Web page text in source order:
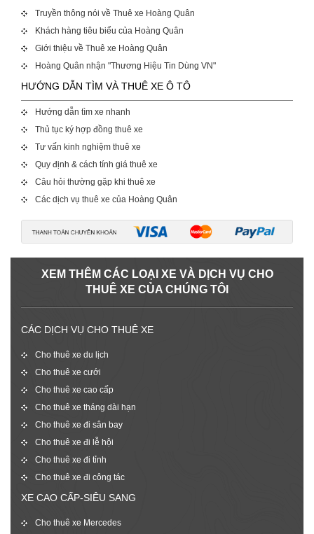
Truyền thông nói về Thuê xe Hoàng Quân
Khách hàng tiêu biểu của Hoàng Quân
Giới thiệu về Thuê xe Hoàng Quân
Hoàng Quân nhận "Thương Hiệu Tin Dùng VN"
HƯỚNG DẪN TÌM VÀ THUÊ XE Ô TÔ
Hướng dẫn tìm xe nhanh
Thủ tục ký hợp đồng thuê xe
Tư vấn kinh nghiệm thuê xe
Quy định & cách tính giá thuê xe
Câu hỏi thường gặp khi thuê xe
Các dịch vụ thuê xe của Hoàng Quân
XEM THÊM CÁC LOẠI XE VÀ DỊCH VỤ CHO
THUÊ XE CỦA CHÚNG TÔI
CÁC DỊCH VỤ CHO THUÊ XE
Cho thuê xe du lịch
Cho thuê xe cưới
Cho thuê xe cao cấp
Cho thuê xe tháng dài hạn
Cho thuê xe đi sân bay
Cho thuê xe đi lễ hội
Cho thuê xe đi tỉnh
Cho thuê xe đi công tác
XE CAO CẤP-SIÊU SANG
Cho thuê xe Mercedes